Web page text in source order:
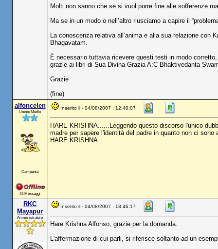
Molti non sanno che se si vuol porre fine alle sofferenze
Ma se in un modo o nell’altro riusciamo a capire il
La conoscenza relativa all’anima e alla sua relazione
Bhagavatam.
È necessario tuttavia ricevere questi testi in modo
grazie ai libri di Sua Divina Grazia A:C Bhaktivedanta
Grazie
(fine)
alfoncelen
Utente Medio
Campania
43 Messaggi
Inserito il - 04/08/2007 : 12:40:07
HARE KRISHNA......Leggendo questo discorso l'unico
madre per sapere l'identità del padre in quanto non ci
HARE KRISHNA
RKC
Mayapur
Amministratore
Inserito il - 04/08/2007 : 13:46:17
Hare Krishna Alfonso, grazie per la domanda.
L'affermazione di cui parli, si riferisce soltanto ad un